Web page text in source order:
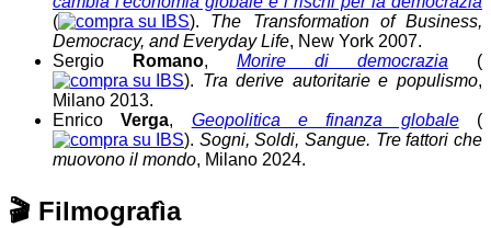
(
). The Transformation of Business,
Democracy, and Everyday Life, New York 2007.
Sergio
Romano, Morire di democrazia (
). Tra derive autoritarie e populismo,
Milano 2013.
EnricoVerga, Geopolitica e finanza globale(
). Sogni, Soldi, Sangue. Tre fattori che
muovono il mondo, Milano 2024.
🎬 Filmografìa